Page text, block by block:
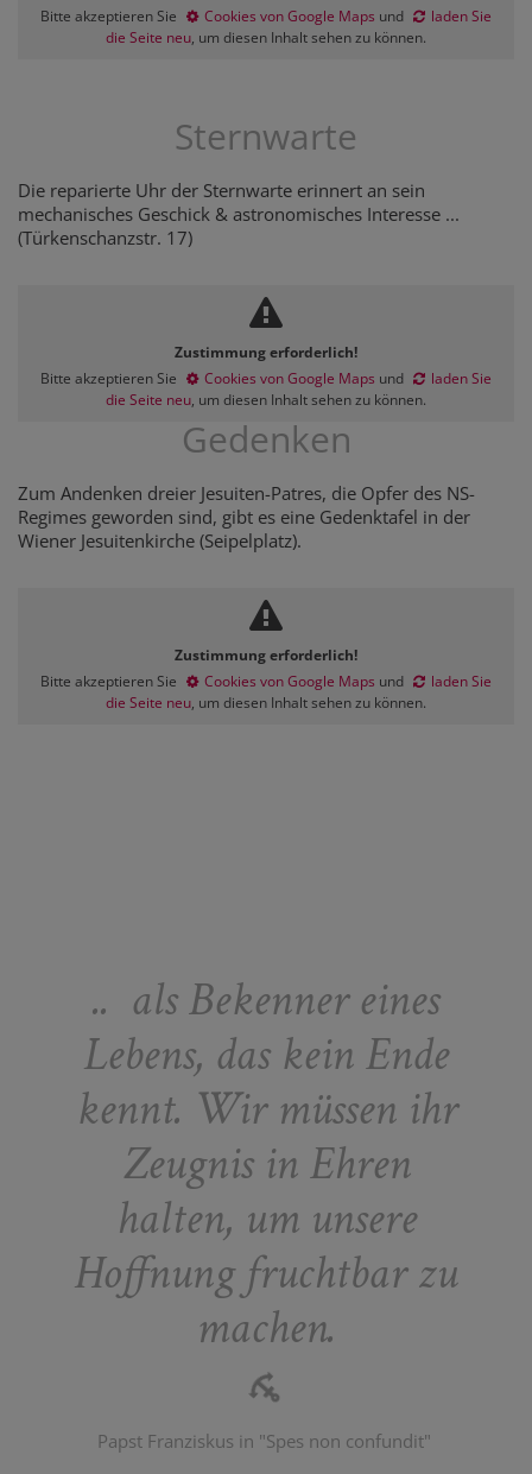
Bitte akzeptieren Sie Cookies von Google Maps und
laden Sie
die Seite neu, um diesen Inhalt sehen zu können.
Sternwarte
Die reparierte Uhr der Sternwarte erinnert an sein
mechanisches Geschick & astronomisches Interesse ...
(Türkenschanzstr. 17)
Zustimmung erforderlich!
Bitte akzeptieren Sie
Cookies von Google Maps und
laden Sie
die Seite neu, um diesen Inhalt sehen zu können.
Gedenken
Zum Andenken dreier Jesuiten-Patres, die Opfer des NS-
Regimes geworden sind, gibt es eine Gedenktafel in der
Wiener Jesuitenkirche (Seipelplatz).
Zustimmung erforderlich!
Bitte akzeptieren Sie
Cookies von Google Maps und
laden Sie
die Seite neu, um diesen Inhalt sehen zu können.
.. als Bekenner eines
Lebens, das kein Ende
kennt. Wir müssen ihr
Zeugnis in Ehren
halten, um unsere
Hoffnung fruchtbar zu
machen.
Papst Franziskus in "Spes non confundit"